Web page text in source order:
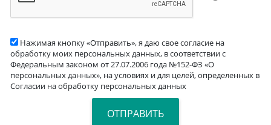
Нажимая кнопку «Отправить», я даю свое согласие на
обработку моих персональных данных, в соответствии с
Федеральным законом от 27.07.2006 года №152-ФЗ «О
персональных данных», на условиях и для целей, определенных в
Согласии на обработку персональных данных